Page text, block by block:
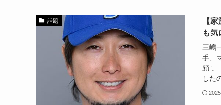
話題
【
も気
三嶋
手、
顔”
した